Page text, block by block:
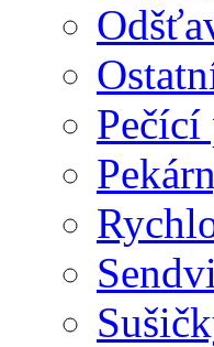
Pečící